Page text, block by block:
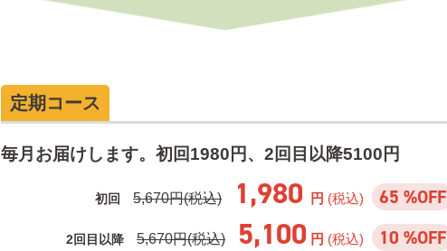
定期コース
毎月お届けします。初回1980円、2回目以降5100円
初回 5,670円(税込) 1,980 円 (税込) 65 %OFF
2回目以降 5,670円(税込) 5,100 円 (税込) 10 %OFF